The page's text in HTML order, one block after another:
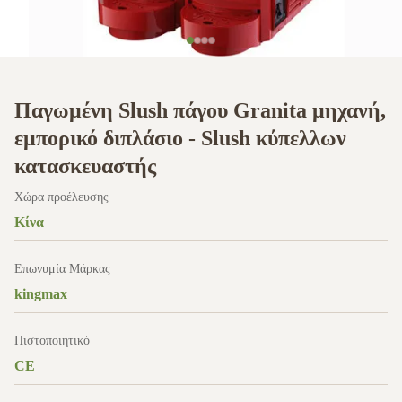
Παγωμένη Slush πάγου Granita μηχανή,
εμπορικό διπλάσιο - Slush κύπελλων
κατασκευαστής
Χώρα προέλευσης
Κίνα
Επωνυμία Μάρκας
kingmax
Πιστοποιητικό
CE